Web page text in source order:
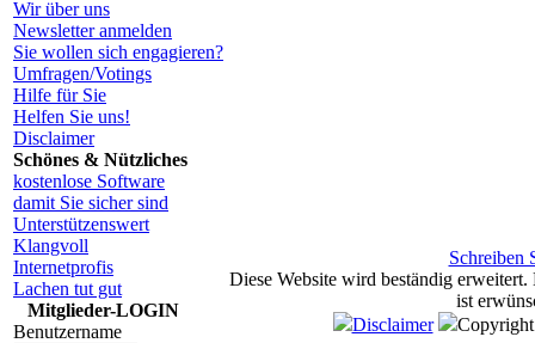
Wir über uns
Newsletter anmelden
Sie wollen sich engagieren?
Umfragen/Votings
Hilfe für Sie
Helfen Sie uns!
Disclaimer
Schönes & Nützliches
kostenlose Software
damit Sie sicher sind
Unterstützenswert
Klangvoll
Internetprofis
Lachen tut gut
Mitglieder-LOGIN
Benutzername
Schreiben
Diese Website wird beständig
ist
Disclaimer